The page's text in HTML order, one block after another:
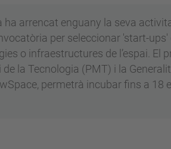
ha arrencat enguany la seva
per seleccionar 'start-ups'
o infraestructures de l’espai. El
la Tecnologia (PMT) i la
permetrà incubar fins a 18